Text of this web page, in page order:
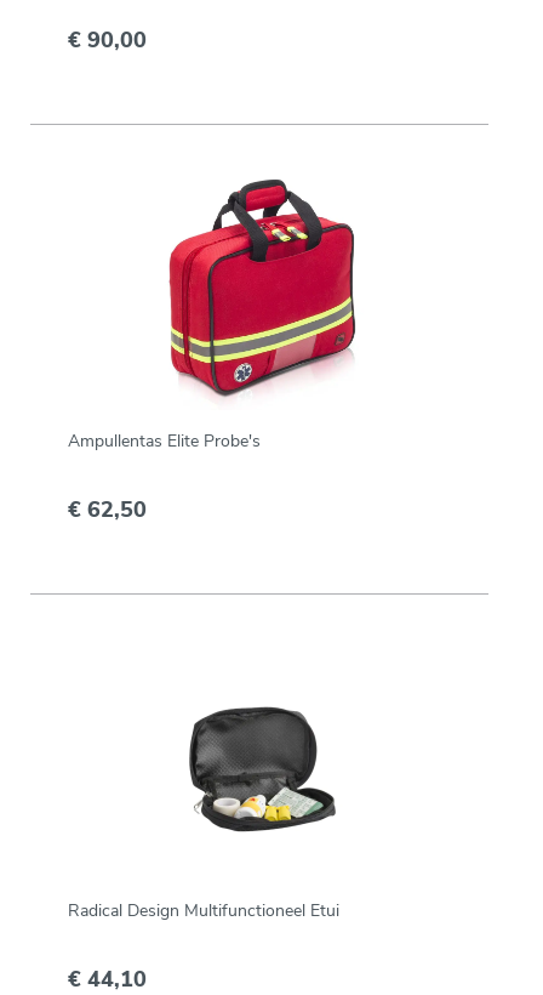
€ 90,00
Ampullentas Elite Probe's
€ 62,50
Radical Design Multifunctioneel Etui
€ 44,10